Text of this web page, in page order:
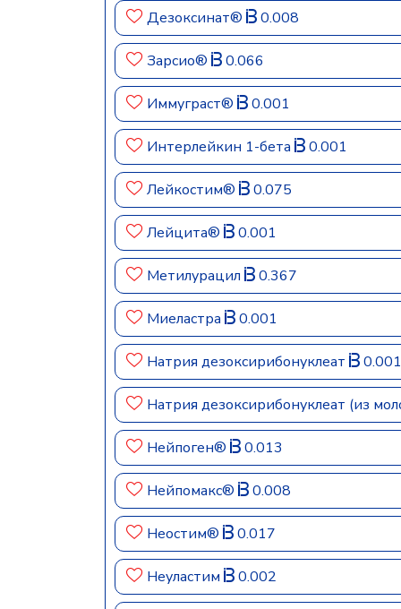
Дезоксинат® 0.008
Зарсио® 0.066
Иммуграст® 0.001
Интерлейкин 1-бета 0.001
Лейкостим® 0.075
Лейцита® 0.001
Метилурацил 0.367
Миеластра 0.001
Натрия дезоксирибонуклеат 0.001
Натрия дезоксирибонуклеат (из
Нейпоген® 0.013
Нейпомакс® 0.008
Неостим® 0.017
Неуластим 0.002